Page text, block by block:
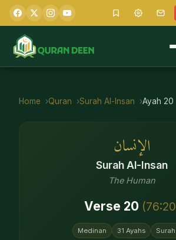
Home Quran Surah Al-Insan Ayah 20
الإنسان
Surah Al-Insan
The Human
Verse 20 (76:20
Medinan 31 Ayahs Surah